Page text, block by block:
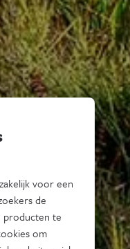
voor een
de
producten te
om